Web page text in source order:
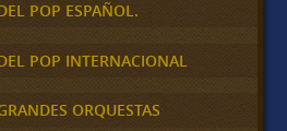
POP ESPAÑOL.
POP INTERNACIONAL
ORQUESTAS